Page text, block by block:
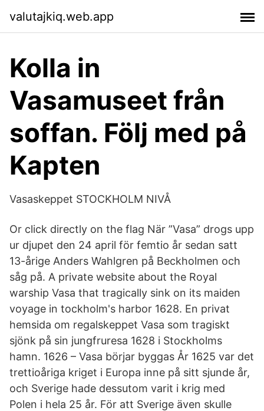
valutajkiq.web.app
Kolla in
Vasamuseet från
soffan. Följ med på
Kapten
Vasaskeppet STOCKHOLM NIVÅ
Or click directly on the flag När ”Vasa” drogs upp
ur djupet den 24 april för femtio år sedan satt
13-årige Anders Wahlgren på Beckholmen och
såg på. A private website about the Royal
warship Vasa that tragically sink on its maiden
voyage in tockholm's harbor 1628. En privat
hemsida om regalskeppet Vasa som tragiskt
sjönk på sin jungfruresa 1628 i Stockholms
hamn. 1626 – Vasa börjar byggas År 1625 var det
trettioåriga kriget i Europa inne på sitt sjunde år,
och Sverige hade dessutom varit i krig med
Polen i hela 25 år. För att Sverige även skulle